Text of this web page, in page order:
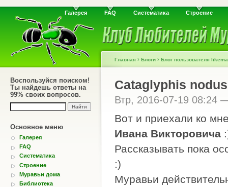
Галерея FAQ Систематика Строение
Воспользуйся поиском!
Ты найдешь ответы на
99% своих вопросов.
Основное меню
Галерея
FAQ
Систематика
Строение
Муравьи дома
Библиотека
Главная › Блоги › Блог пользователя
Cataglyphis nodus
Втр, 2016-07-19 08:24
Вот и приехали ко
Ивана Викторовича
Рассказывать пока
:)
Муравьи